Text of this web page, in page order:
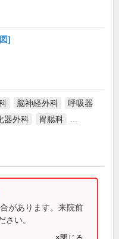
]
脳神経外科
呼吸器
器外科 胃腸科
があります。来院前
さい。
×閉じる